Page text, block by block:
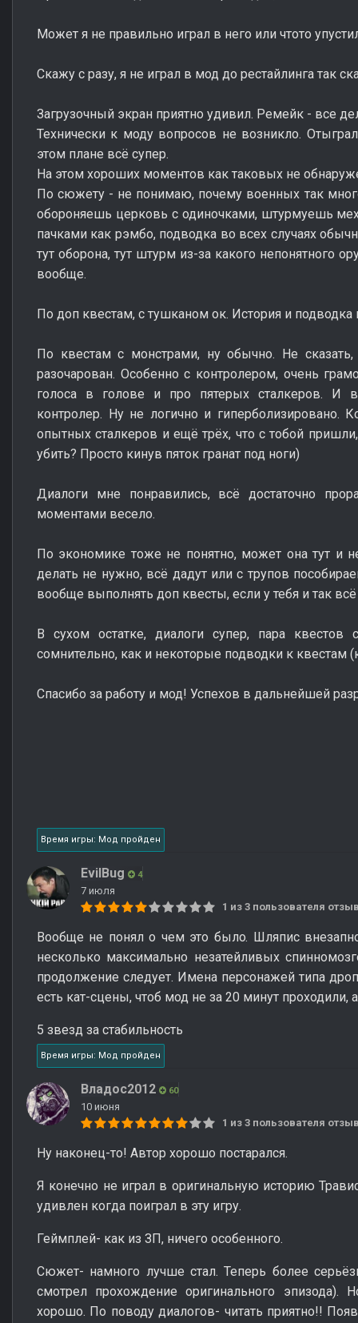
Может я не правильно играл в него или чтото
Скажу с разу, я не играл в мод до рестайлинга так
Загрузочный экран приятно удивил. Ремейк - все
Технически к моду вопросов не возникло.
этом плане всё супер.
На этом хороших моментов как таковых не
По сюжету - не понимаю, почему военных так
обороняешь церковь с одиночками, штурмуешь
пачками как рэмбо, подводка во всех случаях
тут оборона, тут штурм из-за какого непонятного
вообще.
По доп квестам, с тушканом ок. История и
По квестам с монстрами, ну обычно. Не
разочарован. Особенно с контролером, очень
голоса в голове и про пятерых сталкеров. И
контролер. Ну не логично и гиперболизировано.
опытных сталкеров и ещё трёх, что с тобой
убить? Просто кинув пяток гранат под ноги)
Диалоги мне понравились, всё достаточно
моментами весело.
По экономике тоже не понятно, может она тут и
делать не нужно, всё дадут или с трупов
вообще выполнять доп квесты, если у тебя и так всё
В сухом остатке, диалоги супер, пара квестов
сомнительно, как и некоторые подводки к квестам
Спасибо за работу и мод! Успехов в дальнейшей
Время игры: Мод пройден
EvilBug 4
7 июля
1 из 3 пользователя
Вообще не понял о чем это было. Шляпис
несколько максимально незатейливых
продолжение следует. Имена персонажей типа
есть кат-сцены, чтоб мод не за 20 минут проходили,
5 звезд за стабильность
Время игры: Мод пройден
Владос2012 60
10 июня
1 из 3 пользователя
Ну наконец-то! Автор хорошо постарался.
Я конечно не играл в оригинальную историю
удивлен когда поиграл в эту игру.
Геймплей- как из ЗП, ничего особенного.
Сюжет- намного лучше стал. Теперь более
смотрел прохождение оригинального эпизода).
хорошо. По поводу диалогов- читать приятно!!